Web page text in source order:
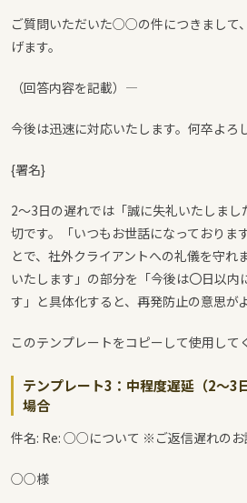
ご質問いただいた○○の件につきまして
げます。
（回答内容を記載）—
今後は迅速に対応いたします。何卒よろ
{署名}
2〜3日の遅れでは「誠に失礼いたしま
切です。「いつもお世話になっておりま
とで、社外クライアントへの礼儀を守れ
いたします」の部分を「今後は〇日以内
す」と具体化すると、再発防止の意思が
このテンプレートをコピーして使用して
テンプレート3：中程度遅延（2〜3
場合
件名: Re: ○○について ※ご返信遅れのお
○○様